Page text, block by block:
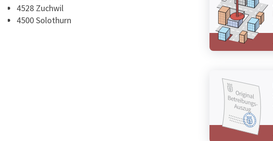
4528 Zuchwil
4500 Solothurn